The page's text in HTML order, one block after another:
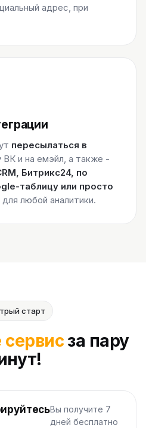
адрес, при
пересылаться в
ВК и на емэйл, а также -
Битрикс24, по
таблицу или просто
для любой аналитики.
старт
за пару
Вы получите 7
дней бесплатно